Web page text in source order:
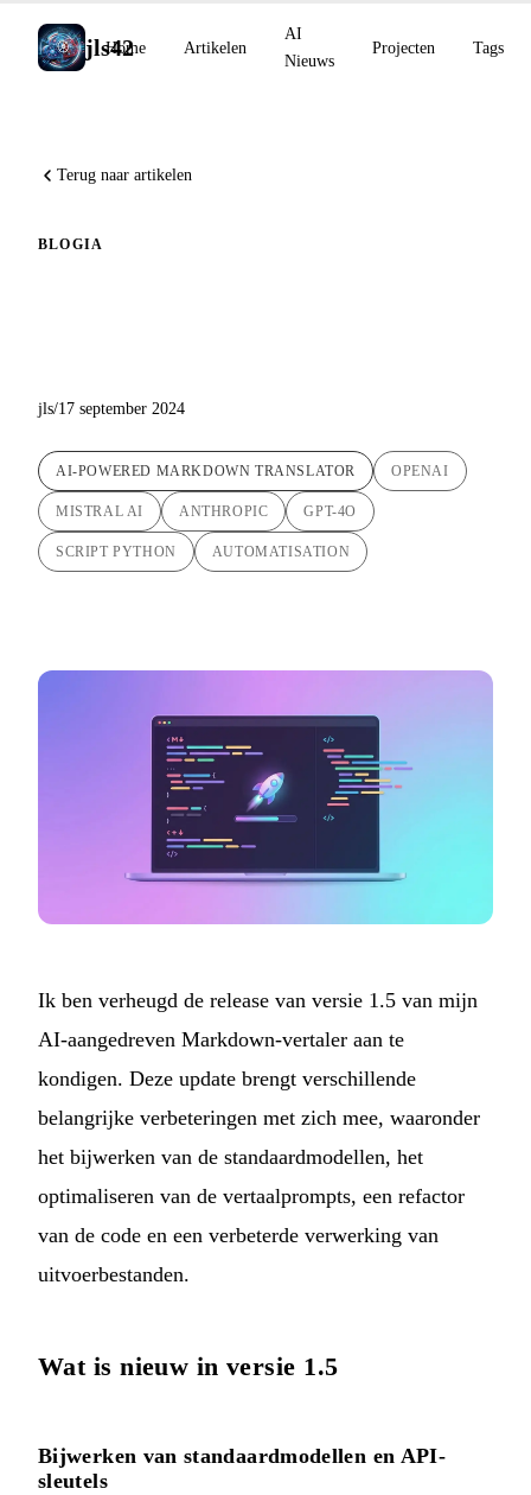
jls42
Home Artikelen
AI
Nieuws
Projecten Tags
Terug naar artikelen
BLOGIA
jls/17 september 2024
AI-POWERED MARKDOWN TRANSLATOR OPENAI
MISTRAL AI ANTHROPIC GPT-4O
SCRIPT PYTHON AUTOMATISATION
Ik ben verheugd de release van versie 1.5 van mijn
AI-aangedreven Markdown-vertaler aan te
kondigen. Deze update brengt verschillende
belangrijke verbeteringen met zich mee, waaronder
het bijwerken van de standaardmodellen, het
optimaliseren van de vertaalprompts, een refactor
van de code en een verbeterde verwerking van
uitvoerbestanden.
Wat is nieuw in versie 1.5
Bijwerken van standaardmodellen en API-
sleutels